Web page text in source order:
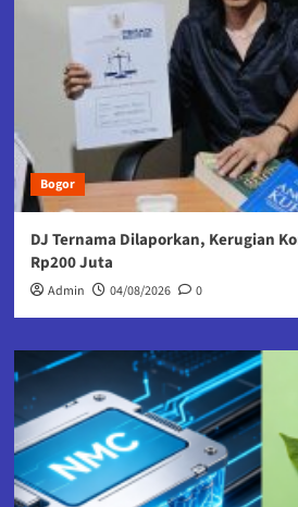
Bogor
DJ Ternama Dilaporkan, Kerugian
Rp200 Juta
Admin 04/08/2026 0